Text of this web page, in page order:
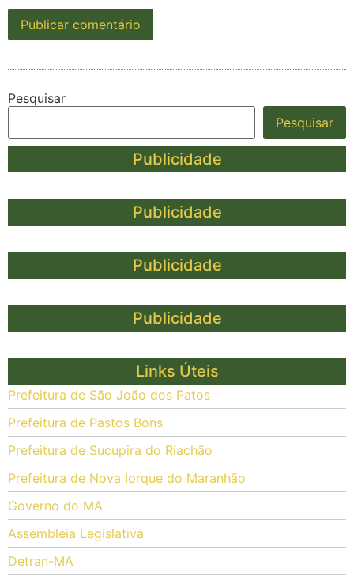
Pesquisar
Pesquisar
Publicidade
Publicidade
Publicidade
Publicidade
Links Úteis
Prefeitura de São João dos Patos
Prefeitura de Pastos Bons
Prefeitura de Sucupira do Riachão
Prefeitura de Nova Iorque do Maranhão
Governo do MA
Assembleia Legislativa
Detran-MA